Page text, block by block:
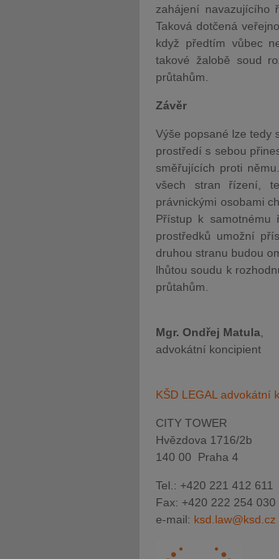
zahájení navazujícího
Taková dotčená
když předtím vůbec
takové žalobě soud
průtahům.
Závěr
Výše popsané lze tedy
prostředí s sebou
směřujících proti
všech stran řízení,
právnickými osobami
Přístup k samotnému
prostředků umožní
druhou stranu budou
lhůtou soudu k
průtahům.
Mgr. Ondřej Matula
advokátní koncipient
KŠD LEGAL advokátní
CITY TOWER
Hvězdova 1716/2b
140 00 Praha 4
Tel.: +420 221 412 611
Fax: +420 222 254 030
e-mail: ksd.law@ksd.cz